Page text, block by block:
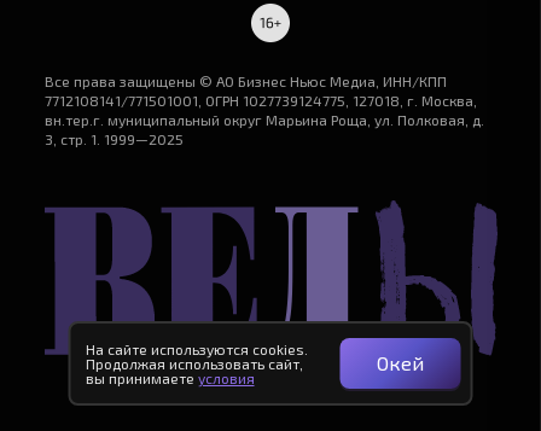
Все права защищены © АО Бизнес Ньюс Медиа, ИНН/КПП
7712108141/771501001, ОГРН 1027739124775, 127018, г. Москва,
вн.тер.г. муниципальный округ Марьина Роща, ул. Полковая, д.
3, стр. 1. 1999—2025
На сайте используются cookies.
Продолжая использовать сайт,
вы принимаете условия
Окей